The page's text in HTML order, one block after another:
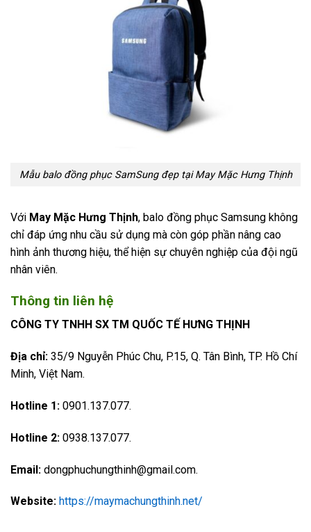
Mẫu balo đồng phục SamSung đẹp tại May Mặc Hưng Thịnh
Với May Mặc Hưng Thịnh, balo đồng phục Samsung không
chỉ đáp ứng nhu cầu sử dụng mà còn góp phần nâng cao
hình ảnh thương hiệu, thể hiện sự chuyên nghiệp của đội ngũ
nhân viên.
Thông tin liên hệ
CÔNG TY TNHH SX TM QUỐC TẾ HƯNG THỊNH
Địa chỉ: 35/9 Nguyễn Phúc Chu, P.15, Q. Tân Bình, TP. Hồ Chí
Minh, Việt Nam.
Hotline 1: 0901.137.077.
Hotline 2: 0938.137.077.
Email: dongphuchungthinh@gmail.com.
Website: https://maymachungthinh.net/